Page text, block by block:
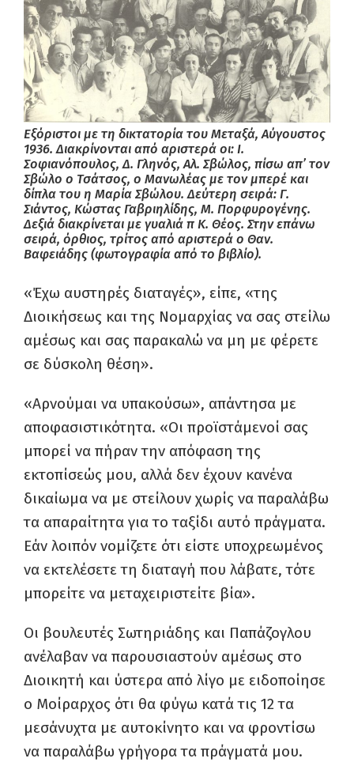
Εξόριστοι με τη δικτατορία του Μεταξά, Αύγουστος
1936. Διακρίνονται από αριστερά οι: Ι.
Σοφιανόπουλος, Δ. Γληνός, Αλ. Σβώλος, πίσω απ’ τον
Σβώλο ο Τσάτσος, ο Μανωλέας με τον μπερέ και
δίπλα του η Μαρία Σβώλου. Δεύτερη σειρά: Γ.
Σιάντος, Κώστας Γαβριηλίδης, Μ. Πορφυρογένης.
Δεξιά διακρίνεται με γυαλιά π Κ. Θέος. Στην επάνω
σειρά, όρθιος, τρίτος από αριστερά ο Θαν.
Βαφειάδης (φωτογραφία από το βιβλίο).
«Έχω αυστηρές διαταγές», είπε, «της
Διοικήσεως και της Νομαρχίας να σας στείλω
αμέσως και σας παρακαλώ να μη με φέρετε
σε δύσκολη θέση».
«Αρνούμαι να υπακούσω», απάντησα με
αποφασιστικότητα. «Οι προϊστάμενοί σας
μπορεί να πήραν την απόφαση της
εκτοπίσεώς μου, αλλά δεν έχουν κανένα
δικαίωμα να με στείλουν χωρίς να παραλάβω
τα απαραίτητα για το ταξίδι αυτό πράγματα.
Εάν λοιπόν νομίζετε ότι είστε υποχρεωμένος
να εκτελέσετε τη διαταγή που λάβατε, τότε
μπορείτε να μεταχειριστείτε βία».
Οι βουλευτές Σωτηριάδης και Παπάζογλου
ανέλαβαν να παρουσιαστούν αμέσως στο
Διοικητή και ύστερα από λίγο με ειδοποίησε
ο Μοίραρχος ότι θα φύγω κατά τις 12 τα
μεσάνυχτα με αυτοκίνητο και να φροντίσω
να παραλάβω γρήγορα τα πράγματά μου.